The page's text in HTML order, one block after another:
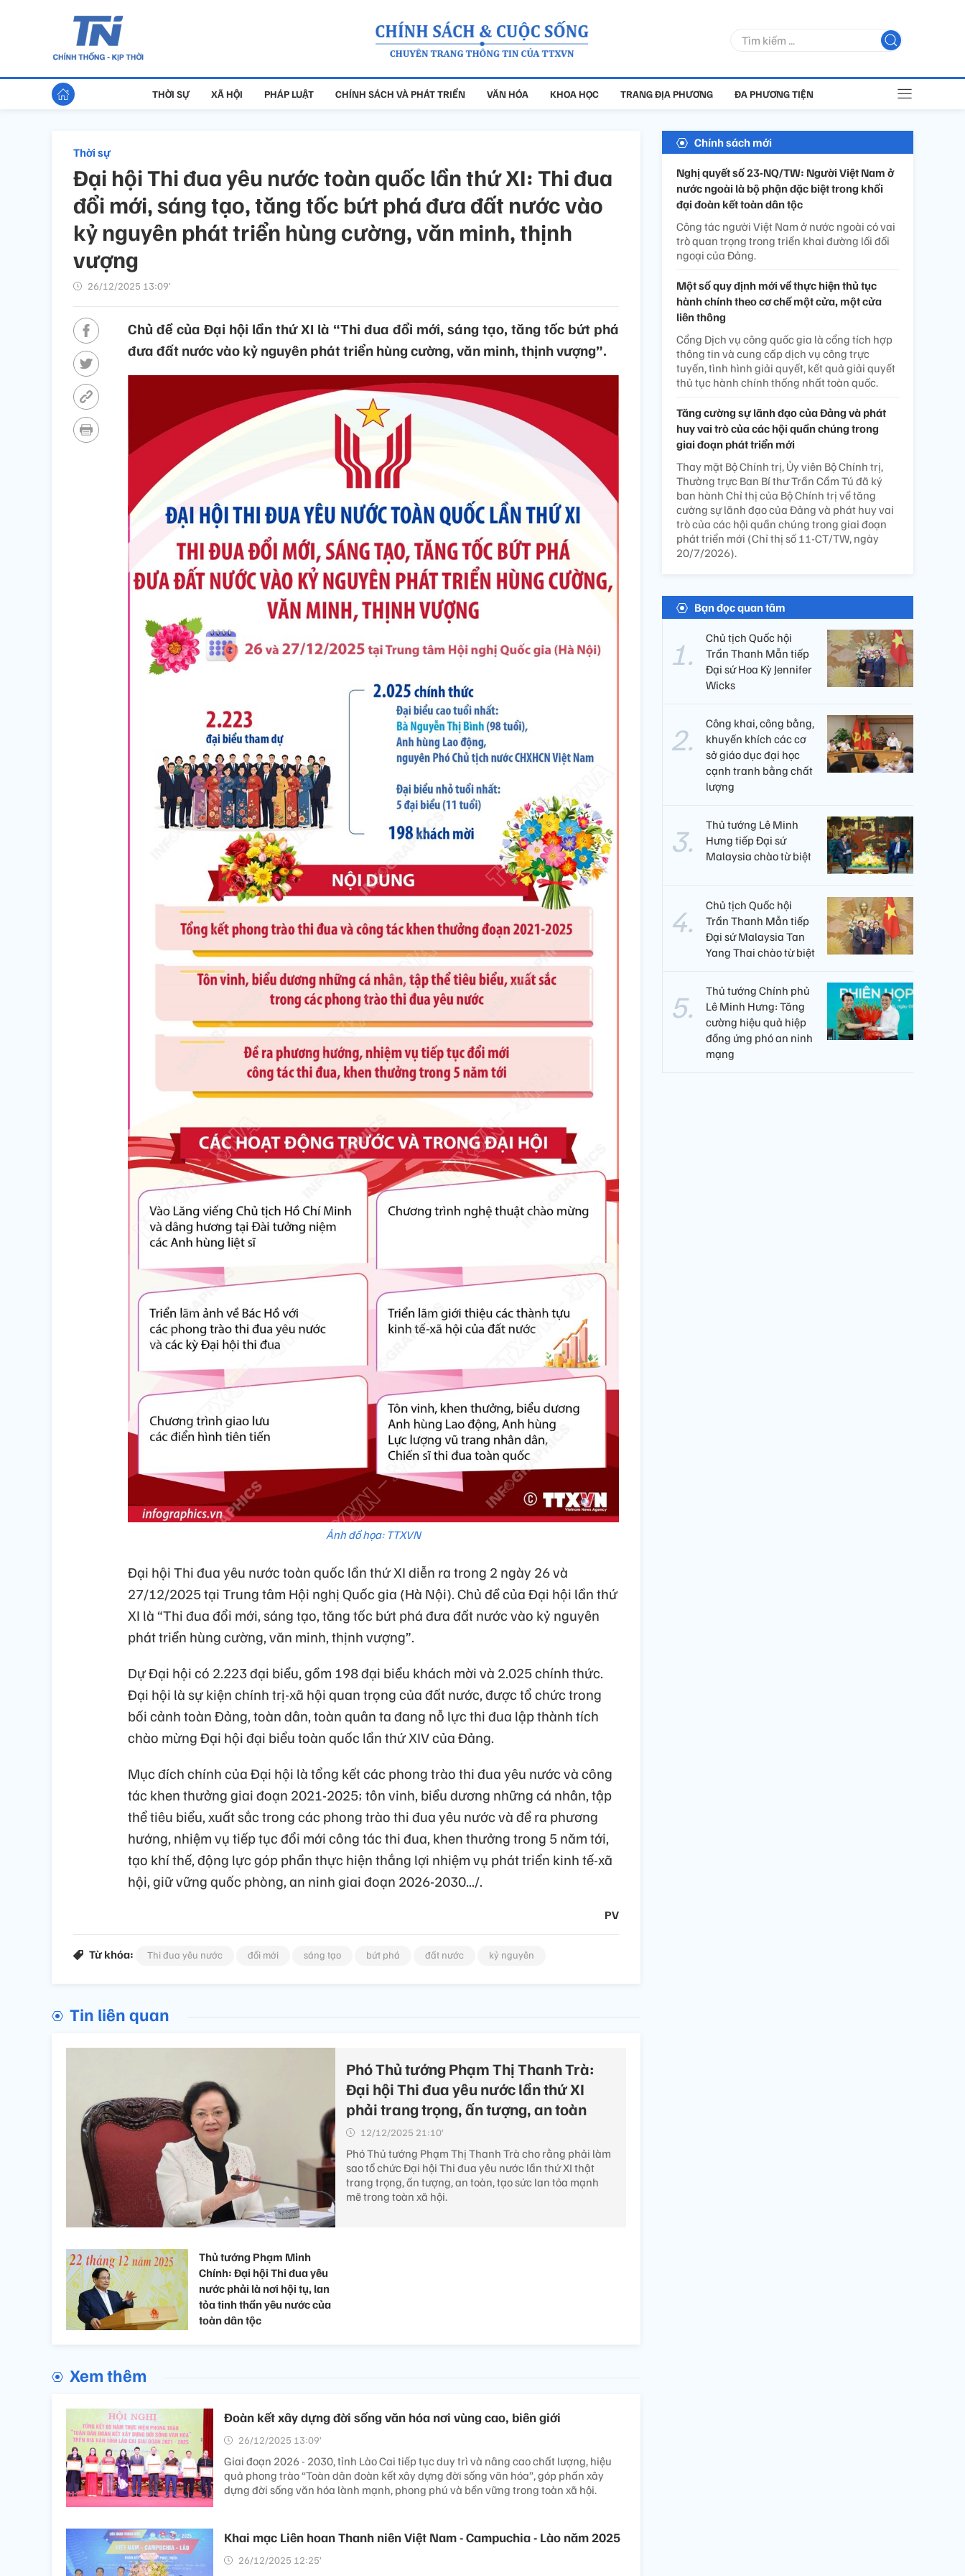
THỜI SỰ XÃ HỘI PHÁP LUẬT CHÍNH SÁCH VÀ PHÁT TRIỂN VĂN HÓA KHOA HỌC TRANG ĐỊA PHƯƠNG ĐA PHƯƠNG TIỆN
Thời sự
Đại hội Thi đua yêu nước toàn quốc lần thứ XI: Thi đua
đổi mới, sáng tạo, tăng tốc bứt phá đưa đất nước vào
kỷ nguyên phát triển hùng cường, văn minh, thịnh
vượng
26/12/2025 13:09’
Chủ đề của Đại hội lần thứ XI là “Thi đua đổi mới, sáng tạo, tăng tốc bứt phá
đưa đất nước vào kỷ nguyên phát triển hùng cường, văn minh, thịnh vượng”.
Ảnh đồ họa: TTXVN
Đại hội Thi đua yêu nước toàn quốc lần thứ XI diễn ra trong 2 ngày 26 và
27/12/2025 tại Trung tâm Hội nghị Quốc gia (Hà Nội). Chủ đề của Đại hội lần thứ
XI là “Thi đua đổi mới, sáng tạo, tăng tốc bứt phá đưa đất nước vào kỷ nguyên
phát triển hùng cường, văn minh, thịnh vượng”.
Dự Đại hội có 2.223 đại biểu, gồm 198 đại biểu khách mời và 2.025 chính thức.
Đại hội là sự kiện chính trị-xã hội quan trọng của đất nước, được tổ chức trong
bối cảnh toàn Đảng, toàn dân, toàn quân ta đang nỗ lực thi đua lập thành tích
chào mừng Đại hội đại biểu toàn quốc lần thứ XIV của Đảng.
Mục đích chính của Đại hội là tổng kết các phong trào thi đua yêu nước và công
tác khen thưởng giai đoạn 2021-2025; tôn vinh, biểu dương những cá nhân, tập
thể tiêu biểu, xuất sắc trong các phong trào thi đua yêu nước và đề ra phương
hướng, nhiệm vụ tiếp tục đổi mới công tác thi đua, khen thưởng trong 5 năm tới,
tạo khí thế, động lực góp phần thực hiện thắng lợi nhiệm vụ phát triển kinh tế-xã
hội, giữ vững quốc phòng, an ninh giai đoạn 2026-2030.../.
PV
Từ khóa: Thi đua yêu nước đổi mới sáng tạo bứt phá đất nước kỷ nguyên
Tin liên quan
Phó Thủ tướng Phạm Thị Thanh Trà:
Đại hội Thi đua yêu nước lần thứ XI
phải trang trọng, ấn tượng, an toàn
12/12/2025 21:10’
Phó Thủ tướng Phạm Thị Thanh Trà cho rằng phải làm
sao tổ chức Đại hội Thi đua yêu nước lần thứ XI thật
trang trọng, ấn tượng, an toàn, tạo sức lan tỏa mạnh
mẽ trong toàn xã hội.
Thủ tướng Phạm Minh
Chính: Đại hội Thi đua yêu
nước phải là nơi hội tụ, lan
tỏa tinh thần yêu nước của
toàn dân tộc
Xem thêm
Đoàn kết xây dựng đời sống văn hóa nơi vùng cao, biên giới
26/12/2025 13:09’
Giai đoạn 2026 - 2030, tỉnh Lào Cai tiếp tục duy trì và nâng cao chất lượng, hiệu
quả phong trào “Toàn dân đoàn kết xây dựng đời sống văn hóa”, góp phần xây
dựng đời sống văn hóa lành mạnh, phong phú và bền vững trong toàn xã hội.
Khai mạc Liên hoan Thanh niên Việt Nam - Campuchia - Lào năm 2025
26/12/2025 12:25’
Chính sách mới
Nghị quyết số 23-NQ/TW: Người Việt Nam ở
nước ngoài là bộ phận đặc biệt trong khối
đại đoàn kết toàn dân tộc
Công tác người Việt Nam ở nước ngoài có vai
trò quan trọng trong triển khai đường lối đối
ngoại của Đảng.
Một số quy định mới về thực hiện thủ tục
hành chính theo cơ chế một cửa, một cửa
liên thông
Cổng Dịch vụ công quốc gia là cổng tích hợp
thông tin và cung cấp dịch vụ công trực
tuyến, tình hình giải quyết, kết quả giải quyết
thủ tục hành chính thống nhất toàn quốc.
Tăng cường sự lãnh đạo của Đảng và phát
huy vai trò của các hội quần chúng trong
giai đoạn phát triển mới
Thay mặt Bộ Chính trị, Ủy viên Bộ Chính trị,
Thường trực Ban Bí thư Trần Cẩm Tú đã ký
ban hành Chỉ thị của Bộ Chính trị về tăng
cường sự lãnh đạo của Đảng và phát huy vai
trò của các hội quần chúng trong giai đoạn
phát triển mới (Chỉ thị số 11-CT/TW, ngày
20/7/2026).
Bạn đọc quan tâm
Chủ tịch Quốc hội
Trần Thanh Mẫn tiếp
Đại sứ Hoa Kỳ Jennifer
Wicks
Công khai, công bằng,
khuyến khích các cơ
sở giáo dục đại học
cạnh tranh bằng chất
lượng​
Thủ tướng Lê Minh
Hưng tiếp Đại sứ
Malaysia chào từ biệt
Chủ tịch Quốc hội
Trần Thanh Mẫn tiếp
Đại sứ Malaysia Tan
Yang Thai chào từ biệt
Thủ tướng Chính phủ
Lê Minh Hưng: Tăng
cường hiệu quả hiệp
đồng ứng phó an ninh
mạng